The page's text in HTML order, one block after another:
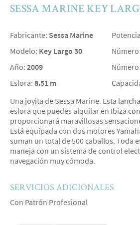
SESSA MARINE KEY
Fabricante: Sessa Marine
Modelo: Key Largo 30
Año: 2009
Eslora: 8.51 m
Una joyita de Sessa Marine. Esta
eslora que puedes alquilar en Ibiza
proporcionará maravillosas
Está equipada con dos motores
suman un total de 500 caballos. Toda
maneja con un sistema de control
navegación muy cómoda.
SERVICIOS ADICIONALES
Con Patrón Profesional